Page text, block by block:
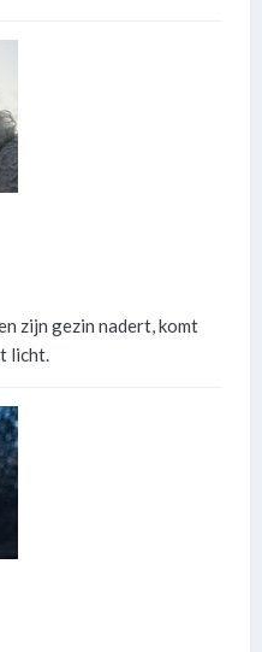
zijn gezin nadert, komt
licht.